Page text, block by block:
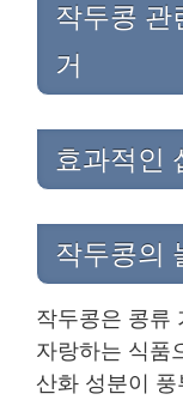
작두콩 관
거
효과적인
작두콩의
작두콩은 콩류
자랑하는 식품
산화 성분이